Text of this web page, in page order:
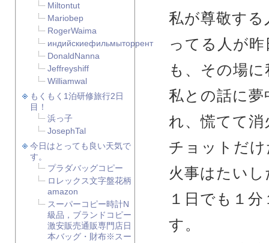
私が尊敬す
ってる人が
も、その場
私との話に
れ、慌てて
チョットだ
火事はたい
１日でも１
す。
Miltontut
Mariobep
RogerWaima
индийскиефильмыторрент
DonaldNanna
Jeffreyshiff
Williamwal
もくもく1泊研修旅行2日
目！
浜っ子
JosephTal
今日はとっても良い天気で
す。
プラダバッグコピー
ロレックス文字盤花柄
amazon
スーパーコピー時計N
級品，ブランドコピー
激安販売通販専門店日
本バッグ・財布※スー